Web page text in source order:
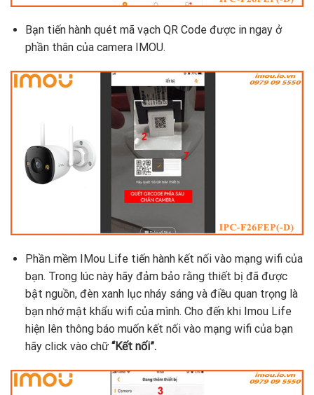
Bạn tiến hành quét mã vạch QR Code được in ngay ở
phần thân của camera IMOU.
Phần mềm IMou Life tiến hành kết nối vào mạng wifi của
bạn. Trong lúc này hãy đảm bảo rằng thiết bị đã được
bật nguồn, đèn xanh lục nháy sáng và điều quan trọng là
bạn nhớ mật khẩu wifi của mình. Cho đến khi Imou Life
hiện lên thông báo muốn kết nối vào mạng wifi của bạn
hãy click vào chữ “Kết nối”.